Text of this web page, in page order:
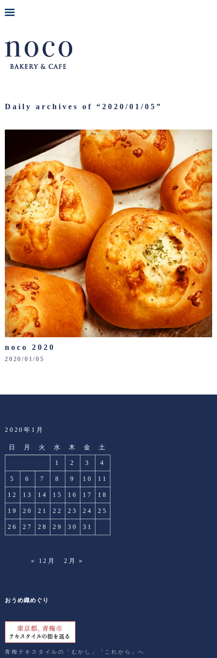
Daily archives of “ 2020/01/05 ”
noco 2020
2020/01/05
2020年1月
日 月 火 水 木 金 土
1 2 3 4
5 6 7 8 9 10 11
12 13 14 15 16 17 18
19 20 21 22 23 24 25
26 27 28 29 30 31
« 12月 2月 »
おうめ織めぐり
青梅テキスタイルの「むかし」「これから」へ